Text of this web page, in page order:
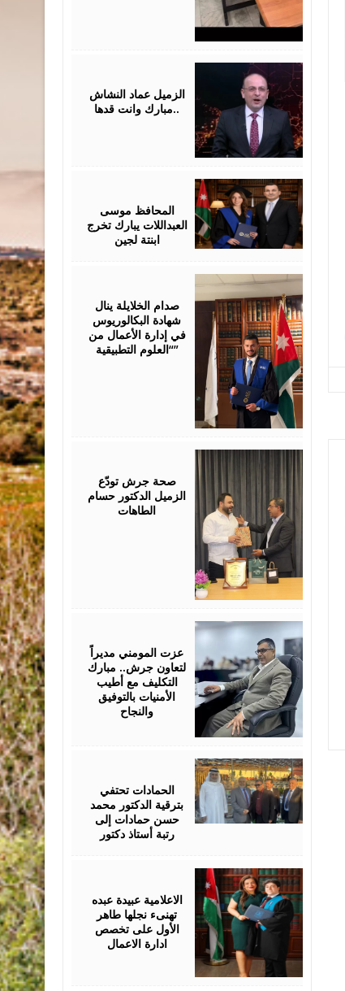
الزميل عماد النشاش
..مبارك وانت قدها
المحافظ موسى
العبداللات يبارك تخرج
ابنتة لجين
صدام الخلايلة ينال
شهادة البكالوريوس
في إدارة الأعمال من
“العلوم التطبيقية”
صحة جرش تودّع
الزميل الدكتور حسام
الطاهات
عزت المومني مديراً
لتعاون جرش.. مبارك
التكليف مع أطيب
الأمنيات بالتوفيق
والنجاح
2026
الحمادات تحتفي
بترقية الدكتور محمد
حسن حمادات إلى
رتبة أستاذ دكتور
الاعلامية عبيدة عبده
تهنىء نجلها طاهر
الأول على تخصص
ادارة الاعمال